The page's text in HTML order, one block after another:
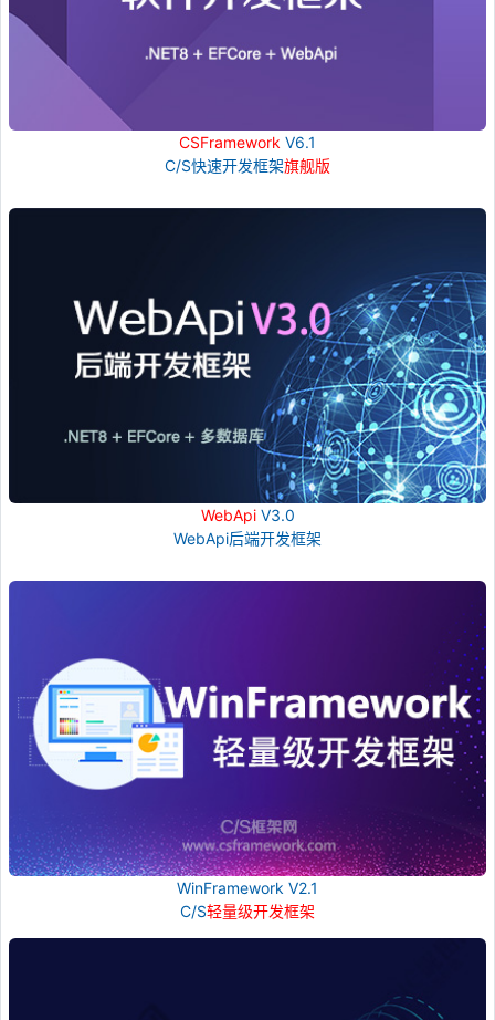
CSFramework V6.1
C/S快速开发框架旗舰版
WebApiV3.0
WebApi后端开发框架
WinFramework V2.1
C/S轻量级开发框架